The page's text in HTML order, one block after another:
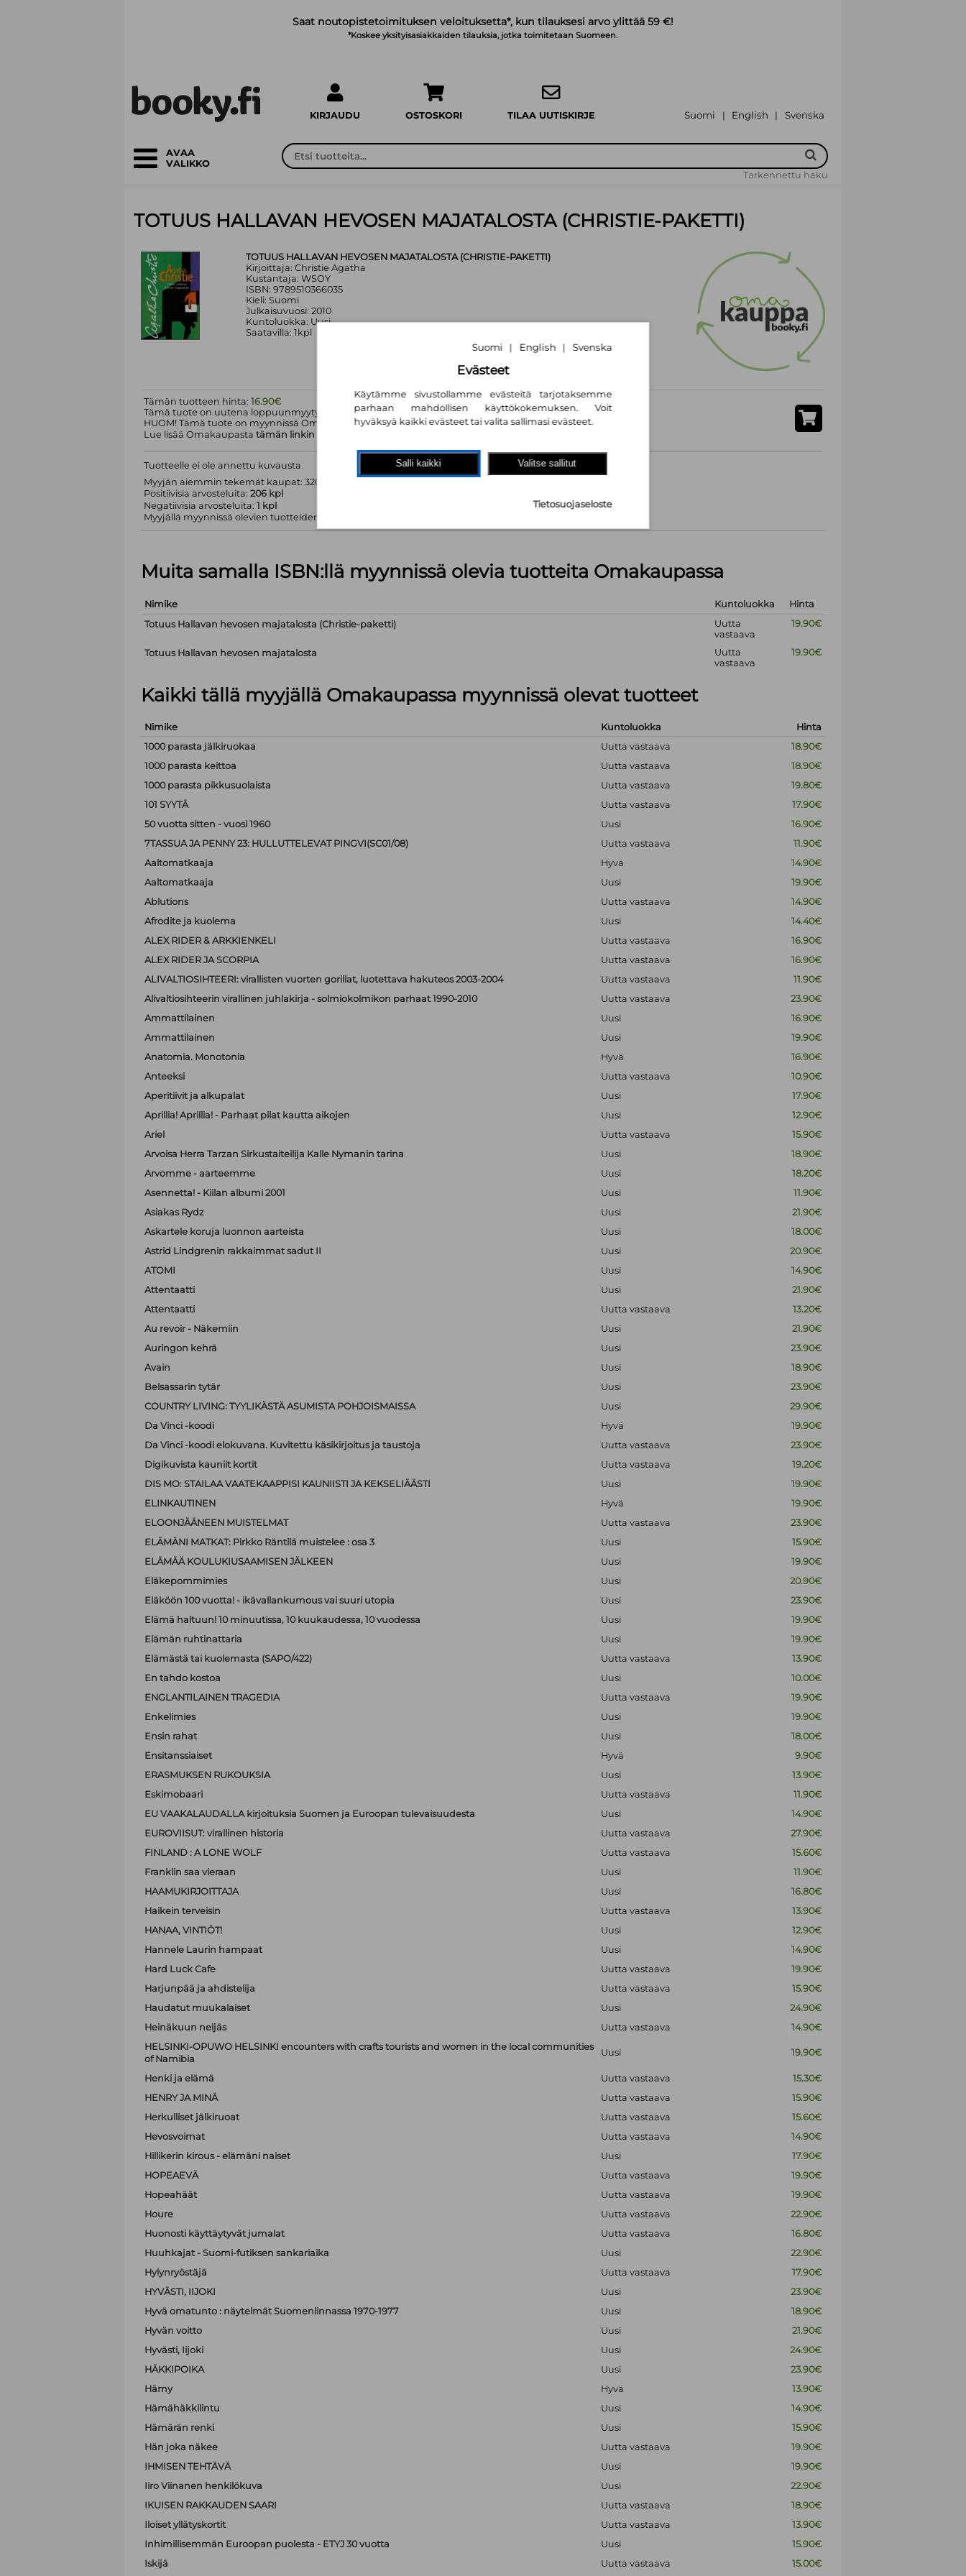
Saat noutopistetoimituksen veloituksetta*, kun tilauksesi arvo ylittää 59 €!
*Koskee yksityisasiakkaiden tilauksia, jotka toimitetaan Suomeen.
KIRJAUDU OSTOSKORI TILAA UUTISKIRJE Suomi | English | Svenska
AVAA
VALIKKO
Tarkennettu haku
TOTUUS HALLAVAN HEVOSEN MAJATALOSTA (CHRISTIE-PAKETTI)
TOTUUS HALLAVAN HEVOSEN MAJATALOSTA (CHRISTIE-PAKETTI)
Kirjoittaja: Christie Agatha
Kustantaja: WSOY
ISBN: 9789510366035
Kieli: Suomi
Julkaisuvuosi: 2010
Kuntoluokka: Uusi
Saatavilla: 1kpl
Tämän tuotteen hinta: 16.90€
Tämä tuote on uutena loppuunmyyty.
HUOM! Tämä tuote on myynnissä Omakaupassa
Lue lisää Omakaupasta tämän linkin
Tuotteelle ei ole annettu kuvausta.
Myyjän aiemmin tekemät kaupat: 320 kpl
Positiivisia arvosteluita: 206 kpl
Negatiivisia arvosteluita: 1 kpl
Myyjällä myynnissä olevien tuotteiden määrä (kts. alla): 629 kpl
Muita samalla ISBN:llä myynnissä olevia tuotteita Omakaupassa
Nimike Kuntoluokka
Hinta
Totuus Hallavan hevosen majatalosta (Christie-paketti)
Uutta
vastaava
19.90€
Totuus Hallavan hevosen majatalosta
Uutta
vastaava
19.90€
Kaikki tällä myyjällä Omakaupassa myynnissä olevat tuotteet
Nimike Kuntoluokka
Hinta
1000 parasta jälkiruokaa
Uutta vastaava
18.90€
1000 parasta keittoa
Uutta vastaava
18.90€
1000 parasta pikkusuolaista
Uutta vastaava
19.80€
101 SYYTÄ
Uutta vastaava
17.90€
50 vuotta sitten - vuosi 1960
Uusi
16.90€
7TASSUA JA PENNY 23: HULLUTTELEVAT PINGVI(SC01/08)
Uutta vastaava
11.90€
Aaltomatkaaja
Hyvä
14.90€
Aaltomatkaaja
Uusi
19.90€
Ablutions
Uutta vastaava
14.90€
Afrodite ja kuolema
Uusi
14.40€
ALEX RIDER & ARKKIENKELI
Uutta vastaava
16.90€
ALEX RIDER JA SCORPIA
Uutta vastaava
16.90€
ALIVALTIOSIHTEERI: virallisten vuorten gorillat, luotettava hakuteos 2003-2004
Uutta vastaava
11.90€
Alivaltiosihteerin virallinen juhlakirja - solmiokolmikon parhaat 1990-2010
Uutta vastaava
23.90€
Ammattilainen
Uusi
16.90€
Ammattilainen
Uusi
19.90€
Anatomia. Monotonia
Hyvä
16.90€
Anteeksi
Uutta vastaava
10.90€
Aperitiivit ja alkupalat
Uusi
17.90€
Aprillia! Aprillia! - Parhaat pilat kautta aikojen
Uusi
12.90€
Ariel
Uutta vastaava
15.90€
Arvoisa Herra Tarzan Sirkustaiteilija Kalle Nymanin tarina
Uusi
18.90€
Arvomme - aarteemme
Uusi
18.20€
Asennetta! - Kiilan albumi 2001
Uusi
11.90€
Asiakas Rydz
Uusi
21.90€
Askartele koruja luonnon aarteista
Uusi
18.00€
Astrid Lindgrenin rakkaimmat sadut II
Uusi
20.90€
ATOMI
Uusi
14.90€
Attentaatti
Uusi
21.90€
Attentaatti
Uutta vastaava
13.20€
Au revoir - Näkemiin
Uusi
21.90€
Auringon kehrä
Uusi
23.90€
Avain
Uusi
18.90€
Belsassarin tytär
Uusi
23.90€
COUNTRY LIVING: TYYLIKÄSTÄ ASUMISTA POHJOISMAISSA
Uusi
29.90€
Da Vinci -koodi
Hyvä
19.90€
Da Vinci -koodi elokuvana. Kuvitettu käsikirjoitus ja taustoja
Uutta vastaava
23.90€
Digikuvista kauniit kortit
Uutta vastaava
19.20€
DIS MO: STAILAA VAATEKAAPPISI KAUNIISTI JA KEKSELIÄÄSTI
Uusi
19.90€
ELINKAUTINEN
Hyvä
19.90€
ELOONJÄÄNEEN MUISTELMAT
Uutta vastaava
23.90€
ELÄMÄNI MATKAT: Pirkko Räntilä muistelee : osa 3
Uusi
15.90€
ELÄMÄÄ KOULUKIUSAAMISEN JÄLKEEN
Uusi
19.90€
Eläkepommimies
Uusi
20.90€
Eläköön 100 vuotta! - ikävallankumous vai suuri utopia
Uusi
23.90€
Elämä haltuun! 10 minuutissa, 10 kuukaudessa, 10 vuodessa
Uusi
19.90€
Elämän ruhtinattaria
Uusi
19.90€
Elämästä tai kuolemasta (SAPO/422)
Uutta vastaava
13.90€
En tahdo kostoa
Uusi
10.00€
ENGLANTILAINEN TRAGEDIA
Uutta vastaava
19.90€
Enkelimies
Uusi
19.90€
Ensin rahat
Uusi
18.00€
Ensitanssiaiset
Hyvä
9.90€
ERASMUKSEN RUKOUKSIA
Uusi
13.90€
Eskimobaari
Uutta vastaava
11.90€
EU VAAKALAUDALLA kirjoituksia Suomen ja Euroopan tulevaisuudesta
Uusi
14.90€
EUROVIISUT: virallinen historia
Uutta vastaava
27.90€
FINLAND : A LONE WOLF
Uutta vastaava
15.60€
Franklin saa vieraan
Uusi
11.90€
HAAMUKIRJOITTAJA
Uusi
16.80€
Haikein terveisin
Uutta vastaava
13.90€
HANAA, VINTIÖT!
Uusi
12.90€
Hannele Laurin hampaat
Uusi
14.90€
Hard Luck Cafe
Uutta vastaava
19.90€
Harjunpää ja ahdistelija
Uutta vastaava
15.90€
Haudatut muukalaiset
Uusi
24.90€
Heinäkuun neljäs
Uutta vastaava
14.90€
HELSINKI-OPUWO HELSINKI encounters with crafts tourists and women in the local communities
of Namibia
Uusi 19.90€
Henki ja elämä Uutta vastaava
15.30€
HENRY JA MINÄ
Uutta vastaava
15.90€
Herkulliset jälkiruoat
Uutta vastaava
15.60€
Hevosvoimat
Uutta vastaava
14.90€
Hillikerin kirous - elämäni naiset
Uusi
17.90€
HOPEAEVÄ
Uutta vastaava
19.90€
Hopeahäät
Uutta vastaava
19.90€
Houre
Uutta vastaava
22.90€
Huonosti käyttäytyvät jumalat
Uutta vastaava
16.80€
Huuhkajat - Suomi-futiksen sankariaika
Uusi
22.90€
Hylynryöstäjä
Uutta vastaava
17.90€
HYVÄSTI, IIJOKI
Uusi
23.90€
Hyvä omatunto : näytelmät Suomenlinnassa 1970-1977
Uusi
18.90€
Hyvän voitto
Uusi
21.90€
Hyvästi, Iijoki
Uusi
24.90€
HÄKKIPOIKA
Uusi
23.90€
Hämy
Hyvä
13.90€
Hämähäkkilintu
Uusi
14.90€
Hämärän renki
Uusi
15.90€
Hän joka näkee
Uutta vastaava
19.90€
IHMISEN TEHTÄVÄ
Uusi
19.90€
Iiro Viinanen henkilökuva
Uusi
22.90€
IKUISEN RAKKAUDEN SAARI
Uutta vastaava
18.90€
Iloiset yllätyskortit
Uutta vastaava
13.90€
Inhimillisemmän Euroopan puolesta - ETYJ 30 vuotta
Uusi
15.90€
Iskijä
Uutta vastaava 15.00€
Suomi | English | Svenska
Evästeet
Käytämme sivustollamme evästeitä tarjotaksemme
parhaan mahdollisen käyttökokemuksen. Voit
hyväksyä kaikki evästeet tai valita sallimasi evästeet.
Salli kaikki Valitse sallitut
Tietosuojaseloste